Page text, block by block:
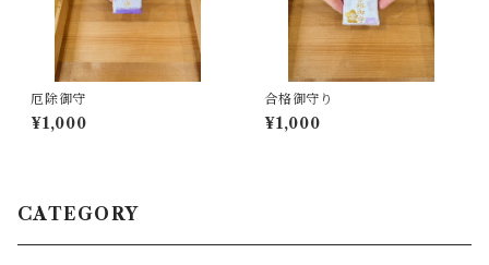
厄除御守
¥1,000
合格御守り
¥1,000
CATEGORY